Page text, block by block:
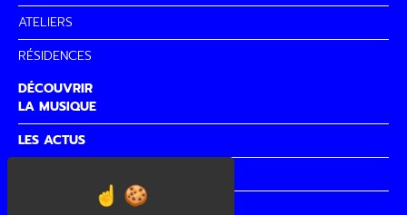
ATELIERS
RÉSIDENCES
DÉCOUVRIR
LA MUSIQUE
LES ACTUS